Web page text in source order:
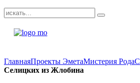
ГлавнаяПроекты ЭметаМистерия Рода
Селицких из Жлобина